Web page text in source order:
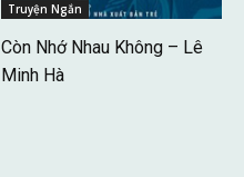
Truyện Ngắn
Còn Nhớ Nhau Không – Lê
Minh Hà